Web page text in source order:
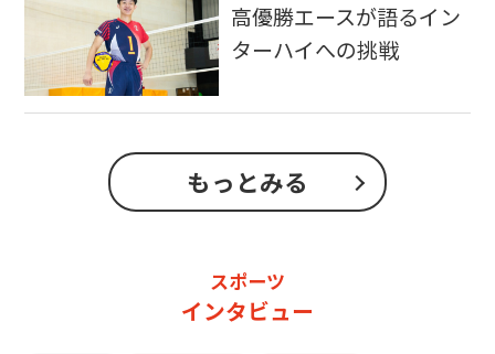
高優勝エースが語るイン
ターハイへの挑戦
もっとみる
スポーツ
インタビュー